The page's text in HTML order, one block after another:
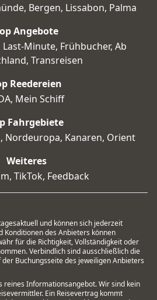
, Bergen, Lissabon, Palma
Angebote
Last-Minute, Frühbucher, Ab
, Transreisen
Reedereien
, Mein Schiff
Fahrgebiete
, Nordeuropa, Kanaren, Orient
Weiteres
, TikTok, Feedback
und können sich jederzeit
Konditionen des Anbieters können
für die Richtigkeit, Vollständigkeit oder
Verbindlich sind ausschließlich die
Buchungsseite des jeweiligen Anbieters
reines Informationsangebot. Wir sind kein
Ein Reisevertrag kommt